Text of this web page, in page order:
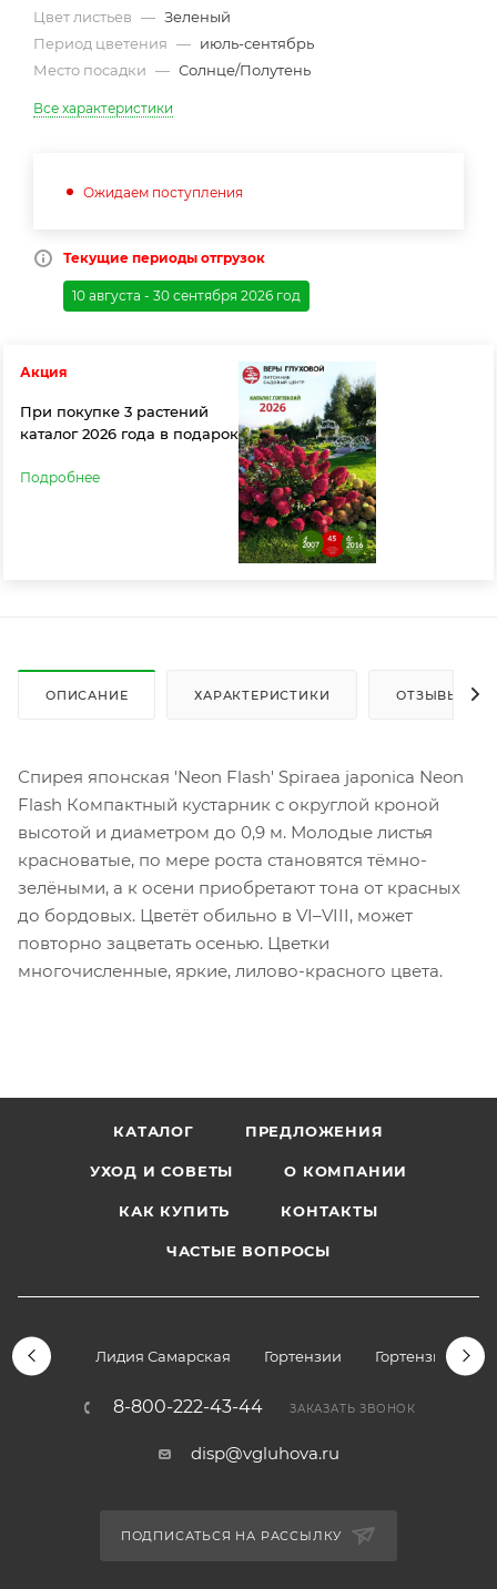
Цвет листьев — Зеленый
Период цветения — июль-сентябрь
Место посадки — Солнце/Полутень
Все характеристики
Ожидаем поступления
Текущие периоды отгрузок
10 августа - 30 сентября 2026 год
Акция
При покупке 3 растений
каталог 2026 года в подарок
Подробнее
ОПИСАНИЕ ХАРАКТЕРИСТИКИ ОТЗЫВЫ
Спирея японская 'Neon Flash' Spiraea japonica Neon
Flash Компактный кустарник с округлой кроной
высотой и диаметром до 0,9 м. Молодые листья
красноватые, по мере роста становятся тёмно-
зелёными, а к осени приобретают тона от красных
до бордовых. Цветёт обильно в VI–VIII, может
повторно зацветать осенью. Цветки
многочисленные, яркие, лилово-красного цвета.
КАТАЛОГ ПРЕДЛОЖЕНИЯ
УХОД И СОВЕТЫ О КОМПАНИИ
КАК КУПИТЬ КОНТАКТЫ
ЧАСТЫЕ ВОПРОСЫ
Лидия Самарская Гортензии Гортензии
8-800-222-43-44 ЗАКАЗАТЬ ЗВОНОК
disp@vgluhova.ru
ПОДПИСАТЬСЯ НА РАССЫЛКУ